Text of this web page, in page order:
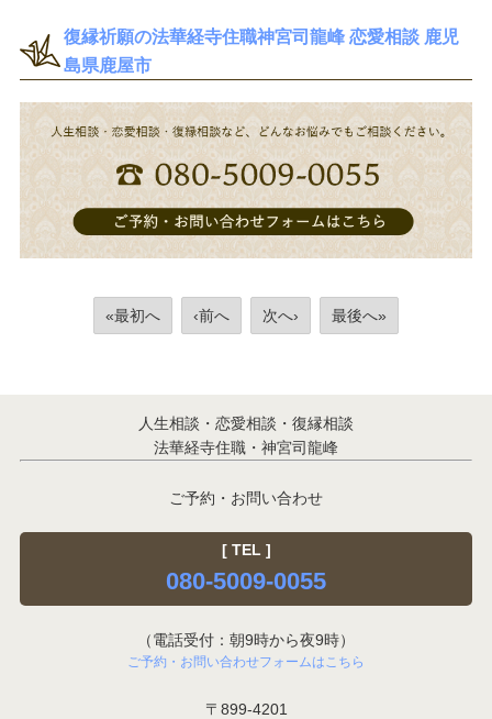
復縁祈願の法華経寺住職神宮司龍峰 恋愛相談 鹿児
島県鹿屋市
«最初へ ‹前へ 次へ› 最後へ»
人生相談・恋愛相談・復縁相談
法華経寺住職・神宮司龍峰
ご予約・お問い合わせ
[ TEL ]
080-5009-0055
（電話受付：朝9時から夜9時）
ご予約・お問い合わせフォームはこちら
〒899-4201